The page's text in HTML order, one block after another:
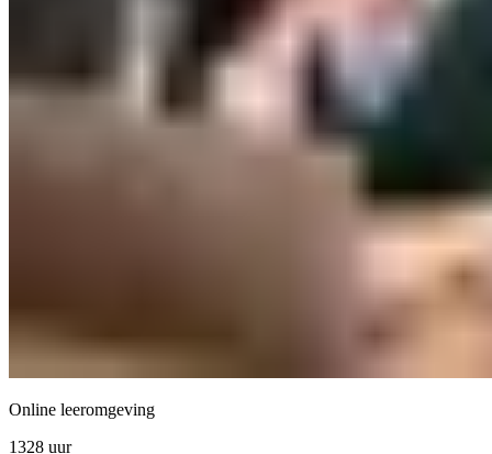
Online leeromgeving
1328 uur